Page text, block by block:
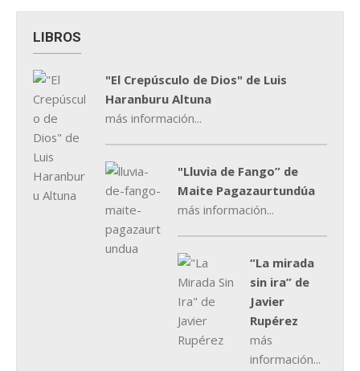
LIBROS
"El Crepúsculo de Dios" de Luis
Haranburu Altuna
más información...
"Lluvia de Fango” de
Maite Pagazaurtundúa
más información...
“La mirada
sin ira” de
Javier
Rupérez
más
información...